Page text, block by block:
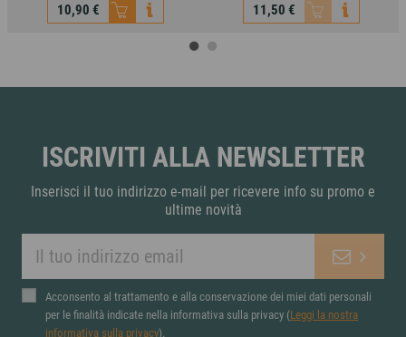
10,90 €
10,90 €
Non disponibile
11,50 €
grandma wild's –
ISCRIVITI ALLA NEWSLETTER
Inserisci il tuo indirizzo e-mail per ricevere info su promo e
ultime novità
Acconsento al trattamento e alla conservazione dei miei dati personali
per le finalità indicate nella informativa sulla privacy (Leggi la nostra
informativa sulla privacy).